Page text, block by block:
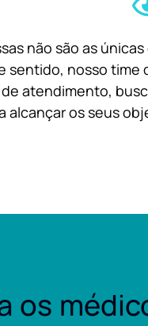
não são as
sentido, nosso time
de atendimento,
alcançar os seus
os